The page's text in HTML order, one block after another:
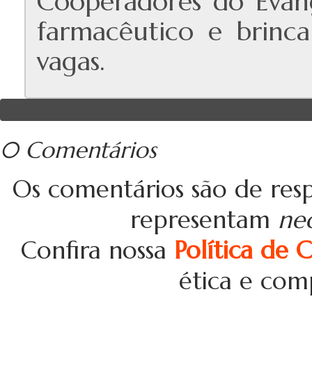
farmacêutico e
vagas.
0 Comentários
Os comentários são de
representam
Confira nossa Política de
ética e